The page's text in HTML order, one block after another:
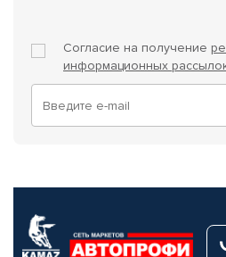
Согласие на получение
информационных